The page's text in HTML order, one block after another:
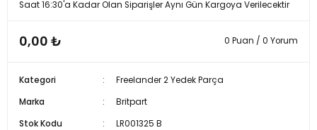
Saat 16:30'a Kadar Olan Siparişler Aynı Gün Kargoya Verilecektir
0,00 ₺ 0 Puan / 0 Yorum
Kategori
Freelander 2 Yedek Parça
Marka
Britpart
Stok Kodu
LR001325 B